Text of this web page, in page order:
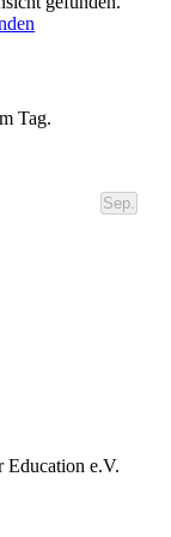
Tag.
Sep.
e.V.